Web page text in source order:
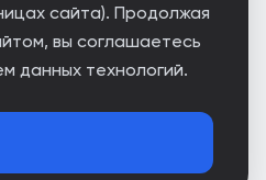
сайта). Продолжая
вы соглашаетесь
данных технологий.